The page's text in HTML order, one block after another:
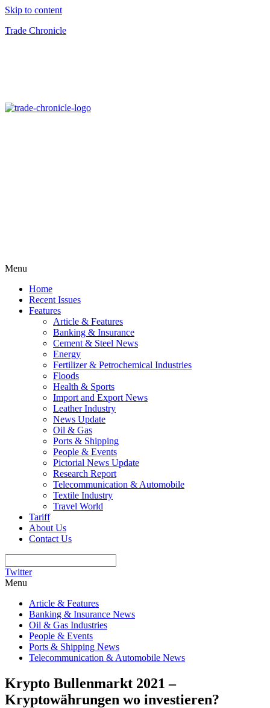
Skip to content
Trade Chronicle
Menu
Home
Recent Issues
Features
Article & Features
Banking & Insurance
Cement & Steel News
Energy
Fertilizer & Petrochemical Industries
Floods
Health & Sports
Import and Export News
Leather Industry
News Update
Oil & Gas
Ports & Shipping
People & Events
Pictorial News Update
Research Report
Telecommunication & Automobile
Textile Industry
Travel World
Tariff
About Us
Contact Us
Twitter
Menu
Article & Features
Banking & Insurance News
Oil & Gas Industries
People & Events
Ports & Shipping News
Telecommunication & Automobile News
Krypto Bullenmarkt 2021 –
Kryptowährungen wo investieren?